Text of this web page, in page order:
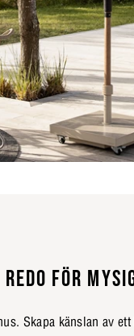
FÖR
Skapa känslan av